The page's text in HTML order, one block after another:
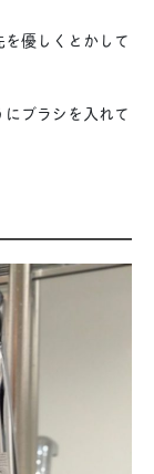
優しくとかして
ブラシを入れて